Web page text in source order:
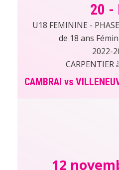
20 -
U18 FEMININE -
de 18 ans
2022-
CARPENTIER
CAMBRAI vs
12